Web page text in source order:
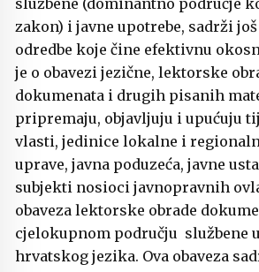
službene (dominantno područje
zakon) i javne upotrebe, sadrži
odredbe koje čine efektivnu
je o obavezi jezične, lektorske
dokumenata i drugih pisanih
pripremaju, objavljuju i upućuju
vlasti, jedinice lokalne i
uprave, javna poduzeća, javne
subjekti nosioci javnopravnih
obaveza lektorske obrade
cjelokupnom području službene
hrvatskog jezika. Ova obaveza